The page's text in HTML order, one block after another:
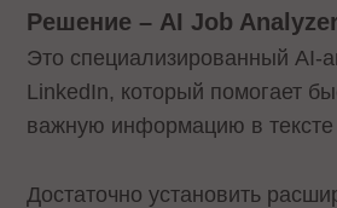
Решение – AI Job
Это специализированный AI-
LinkedIn, который помогает
важную информацию в тексте
Достаточно установить